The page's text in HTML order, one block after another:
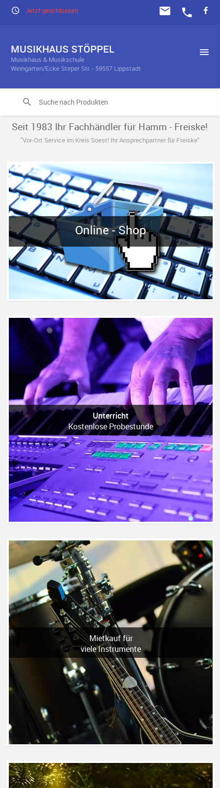
Jetzt geschlossen
MUSIKHAUS STÖPPEL
Musikhaus & Musikschule
Weingarten/Ecke Stirper Str. - 59557 Lippstadt
Seit 1983 Ihr Fachhändler für Hamm - Freiske!
"Vor-Ort Service im Kreis Soest! Ihr Ansprechpartner für Freiske"
Online - Shop
Unterricht
Kostenlose Probestunde
Mietkauf für
viele Instrumente